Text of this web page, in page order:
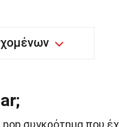
pop συγκρότημα που